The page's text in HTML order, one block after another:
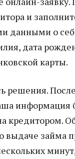
и
данными о
дата
карты.
решения.
информация
кредитором.
выдаче займа